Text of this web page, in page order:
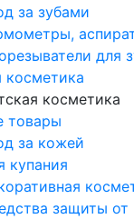
за зубами
для
косметика
косметика
товары
за кожей
купания
защиты от